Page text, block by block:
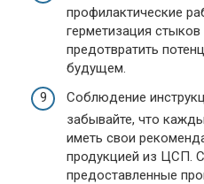
профилактические
герметизация
предотвратить
будущем.
Соблюдение
забывайте, что
иметь свои
продукцией из ЦСП.
предоставленные